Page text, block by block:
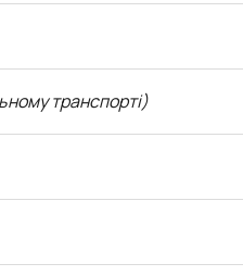
транспорті)